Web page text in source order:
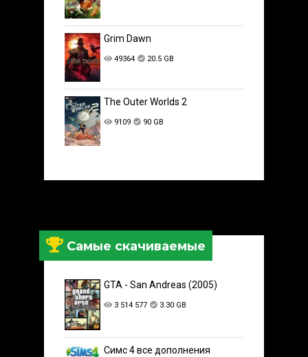
Grim Dawn
49364 20.5 GB
The Outer Worlds 2
9109 90 GB
Самые скачиваемые
GTA - San Andreas (2005)
3 514 577 3.30 GB
Симс 4 все дополнения